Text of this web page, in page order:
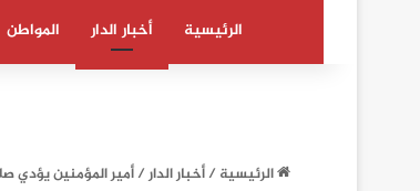
الرئيسية أخبار الدار المواطن
الرئيسية/أخبار الدار/أمير المؤمنين يؤدي